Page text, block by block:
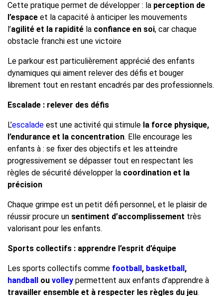
Cette pratique permet de développer : la perception de
l’espace et la capacité à anticiper les mouvements
l’agilité et la rapidité la confiance en soi, car chaque
obstacle franchi est une victoire
Le parkour est particulièrement apprécié des enfants
dynamiques qui aiment relever des défis et bouger
librement tout en restant encadrés par des professionnels.
Escalade : relever des défis
L’escalade est une activité qui stimule la force physique,
l’endurance et la concentration. Elle encourage les
enfants à : se fixer des objectifs et les atteindre
progressivement se dépasser tout en respectant les
règles de sécurité développer la coordination et la
précision
Chaque grimpe est un petit défi personnel, et le plaisir de
réussir procure un sentiment d’accomplissement très
valorisant pour les enfants.
Sports collectifs : apprendre l’esprit d’équipe
Les sports collectifs comme football, basketball,
handball ou volley permettent aux enfants d’apprendre à
travailler ensemble et à respecter les règles du jeu.